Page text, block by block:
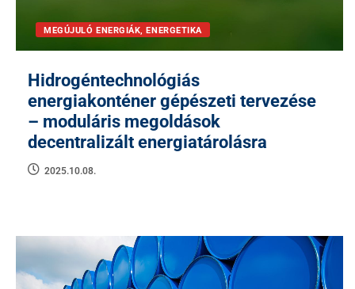
MEGÚJULÓ ENERGIÁK, ENERGETIKA
Hidrogéntechnológiás
energiakonténer gépészeti tervezése
– moduláris megoldások
decentralizált energiatárolásra
2025.10.08.